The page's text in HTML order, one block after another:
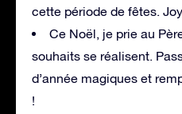
cette période de fêtes.
Ce Noël, je prie au
souhaits se réalisent.
d’année magiques et
!